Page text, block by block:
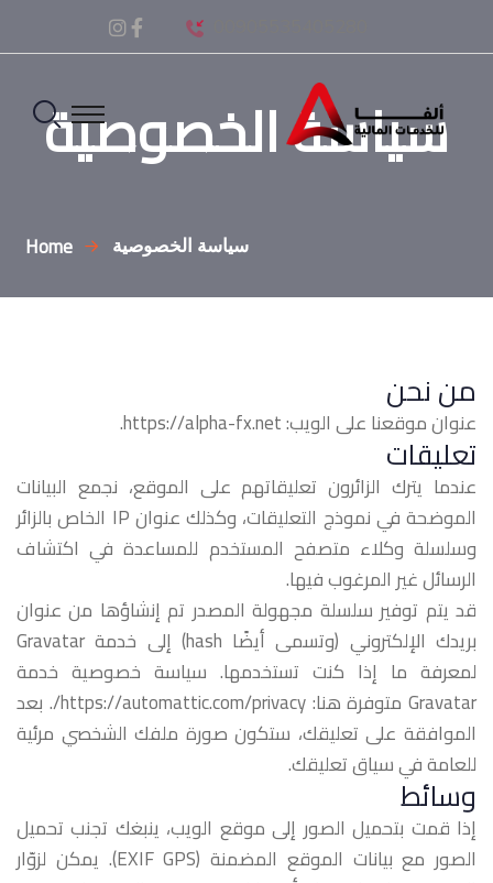
سياسة الخصوصية
Home سياسة الخصوصية
من نحن
عنوان موقعنا على الويب: https://alpha-fx.net.
تعليقات
عندما يترك الزائرون تعليقاتهم على الموقع، نجمع البيانات
الموضحة في نموذج التعليقات، وكذلك عنوان IP الخاص بالزائر
وسلسلة وكلاء متصفح المستخدم للمساعدة في اكتشاف
الرسائل غير المرغوب فيها.
قد يتم توفير سلسلة مجهولة المصدر تم إنشاؤها من عنوان
بريدك الإلكتروني (وتسمى أيضًا hash) إلى خدمة Gravatar
لمعرفة ما إذا كنت تستخدمها. سياسة خصوصية خدمة
Gravatar متوفرة هنا: https://automattic.com/privacy/. بعد
الموافقة على تعليقك، ستكون صورة ملفك الشخصي مرئية
للعامة في سياق تعليقك.
وسائط
إذا قمت بتحميل الصور إلى موقع الويب، ينبغك تجنب تحميل
الصور مع بيانات الموقع المضمنة (EXIF GPS). يمكن لزوّار